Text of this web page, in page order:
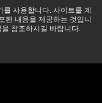
사용합니다. 사이트를 계
된 내용을 제공하는 것입니
참조하시길 바랍니다.
으며, 모든 서비스는
더 읽어보기 →